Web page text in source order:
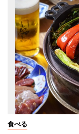
食べる